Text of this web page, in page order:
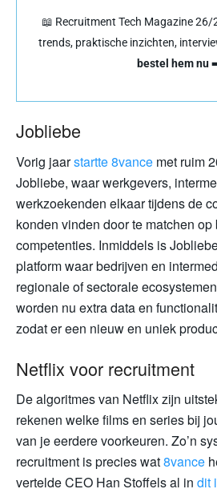
📖 Recruitment Tech Magazine 26/
trends, praktische inzichten,
bestel hem nu
Jobliebe
Vorig jaarstartte 8vance met ruim
Jobliebe, waar werkgevers,
werkzoekenden elkaar tijdens de
konden vinden door te matchen
competenties. Inmiddels is
platform waar bedrijven en
regionale of sectorale
worden nu extra data en
zodat er een nieuw en uniek
Netflix voor recruitment
De algoritmes van Netflix zijn
rekenen welke films en series bij
van je eerdere voorkeuren. Zo’n
recruitment is precies wat8vance
vertelde CEO Han Stoffels al in dit